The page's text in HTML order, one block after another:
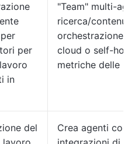
per
in
"Team" multi-
ricerca/
orchestrazione
cloud o self-
metriche delle
del
Crea agenti con